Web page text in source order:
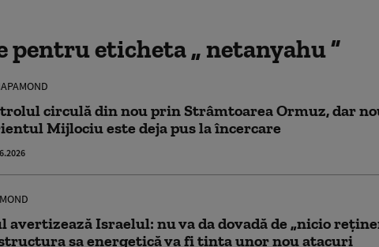
pentru eticheta netanyahu
circulă din nou prin Strâmtoarea Ormuz, dar
Mijlociu este deja pus la încercare
avertizează Israelul: nu va da dovadă de „nicio
sa energetică va fi ținta unor nou atacuri